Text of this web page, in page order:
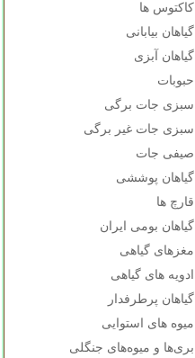
کاکتوس ها
گیاهان بیابانی
گیاهان آبزی
حبوبات
سبزی جات برگی
سبزی جات غیر برگی
صیفی جات
گیاهان پوششی
قارچ ها
گیاهان بومی ایران
مغزهای گیاهی
ادویه های گیاهی
گیاهان پرطرفدار
میوه های استوایی
بری‌ها و میوه‌های جنگلی